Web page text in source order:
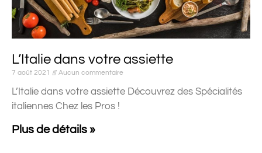
L’Italie dans votre assiette
7 août 2021 Aucun commentaire
L’Italie dans votre assiette Découvrez des Spécialités
italiennes Chez les Pros !
Plus de détails »